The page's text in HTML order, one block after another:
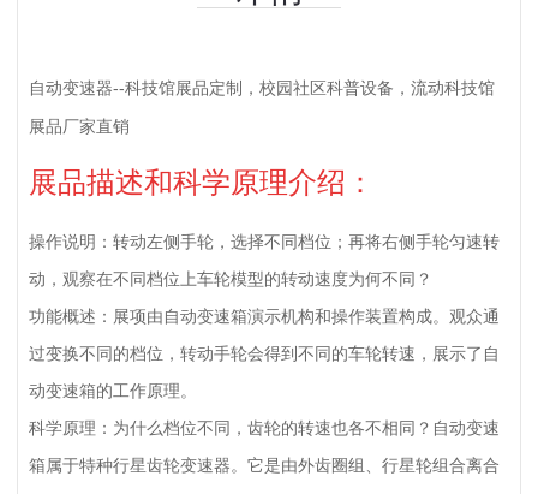
自动变速器--科技馆展品定制，校园社区科普设备，流动科技馆
展品厂家直销
展品描述和科学原理介绍：
操作说明：转动左侧手轮，选择不同档位；再将右侧手轮匀速转
动，观察在不同档位上车轮模型的转动速度为何不同？
功能概述：展项由自动变速箱演示机构和操作装置构成。观众通
过变换不同的档位，转动手轮会得到不同的车轮转速，展示了自
动变速箱的工作原理。
科学原理：为什么档位不同，齿轮的转速也各不相同？自动变速
箱属于特种行星齿轮变速器。它是由外齿圈组、行星轮组合离合